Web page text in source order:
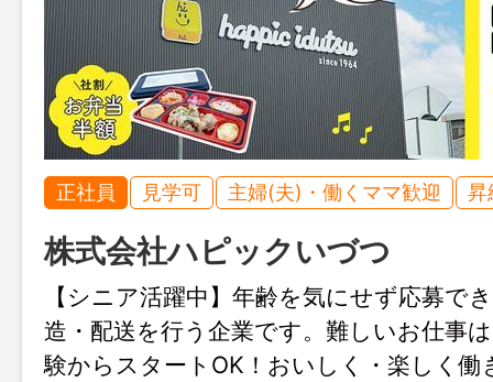
正社員 見学可 主婦(夫)・働くママ歓迎 昇
株式会社ハピックいづつ
【シニア活躍中】年齢を気にせず応募で
造・配送を行う企業です。難しいお仕事
験からスタートOK！おいしく・楽しく働